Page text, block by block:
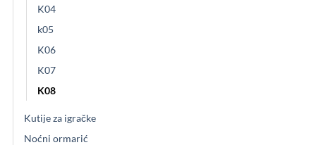
K04
k05
K06
K07
K08
Kutije za igračke
Noćni ormarić